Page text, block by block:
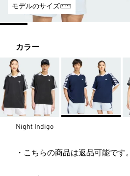
モデルのサイズ
カラー
Night Indigo
・こちらの商品は返品可能です。